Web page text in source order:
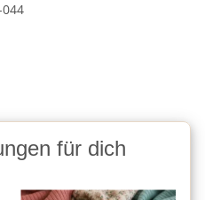
044
für dich